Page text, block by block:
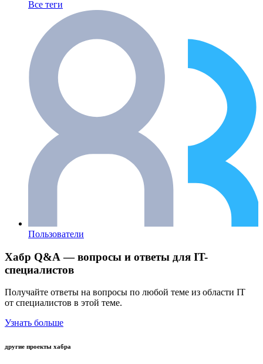
Все теги
Пользователи
Хабр Q&A — вопросы и ответы для IT-
специалистов
Получайте ответы на вопросы по любой теме из области IT
от специалистов в этой теме.
Узнать больше
другие проекты хабра